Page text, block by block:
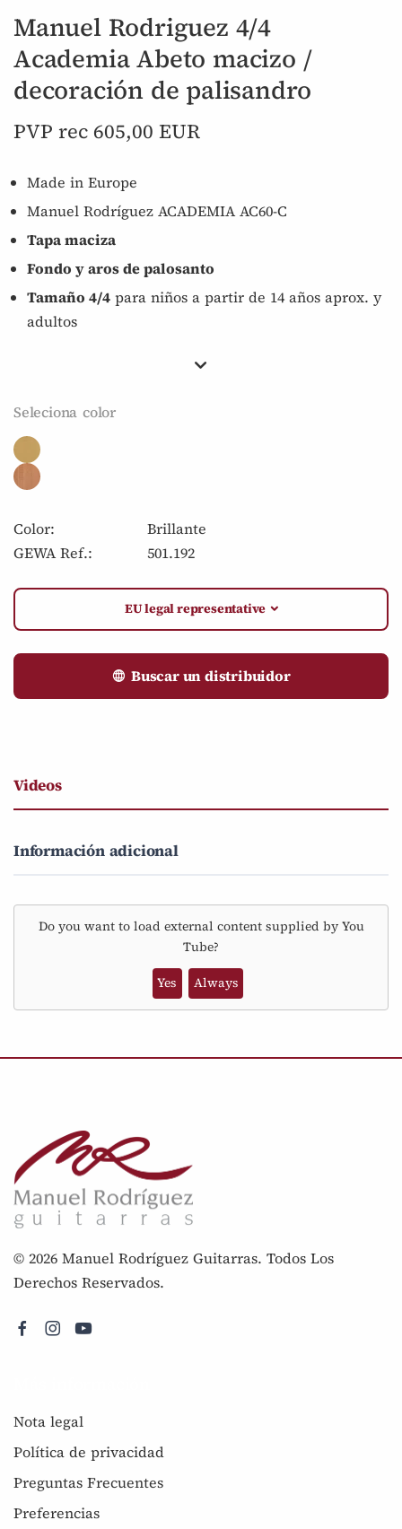
Manuel Rodriguez 4/4
Academia Abeto macizo /
decoración de palisandro
PVP rec 605,00 EUR
Made in Europe
Manuel Rodríguez ACADEMIA AC60-C
Tapa maciza
Fondo y aros de palosanto
Tamaño 4/4 para niños a partir de 14 años aprox. y
adultos
Seleciona color
Color:
Brillante
GEWA Ref.:
501.192
EU legal representative
Buscar un distribuidor
Videos
Información adicional
Do you want to load external content supplied by You
Tube?
Yes Always
© 2026 Manuel Rodríguez Guitarras. Todos Los
Derechos Reservados.
Nota legal
Política de privacidad
Preguntas Frecuentes
Preferencias